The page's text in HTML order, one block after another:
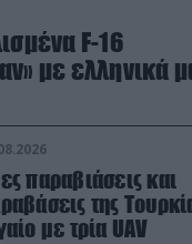
F-16
με ελληνικά
παραβιάσεις και
της
με τρία UAV